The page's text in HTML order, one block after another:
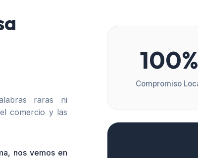
raras ni
comercio y las
nos vemos en
100%
Compromiso